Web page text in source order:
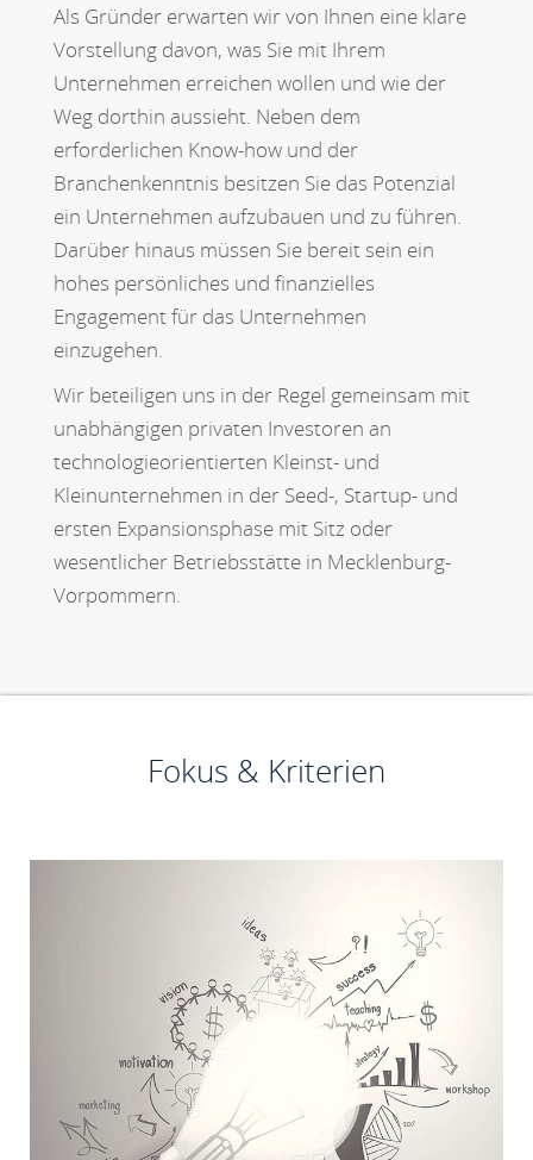
Als Gründer erwarten wir von Ihnen eine klare
Vorstellung davon, was Sie mit Ihrem
Unternehmen erreichen wollen und wie der
Weg dorthin aussieht. Neben dem
erforderlichen Know-how und der
Branchenkenntnis besitzen Sie das Potenzial
ein Unternehmen aufzubauen und zu führen.
Darüber hinaus müssen Sie bereit sein ein
hohes persönliches und finanzielles
Engagement für das Unternehmen
einzugehen.
Wir beteiligen uns in der Regel gemeinsam mit
unabhängigen privaten Investoren an
technologieorientierten Kleinst- und
Kleinunternehmen in der Seed-, Startup- und
ersten Expansionsphase mit Sitz oder
wesentlicher Betriebsstätte in Mecklenburg-
Vorpommern.
Fokus & Kriterien
Junge innovative Unternehmen in der Seed- oder
Rechtsform: Kapitalgesellschaft
Sitz oder wesentliche Betriebsstätte in Mecklenburg-
Vorpommern